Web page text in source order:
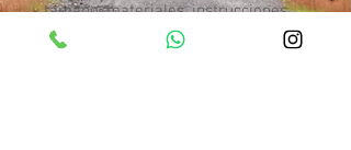
tamaño, materiales, instrucciones
de cuidado y de limpieza.